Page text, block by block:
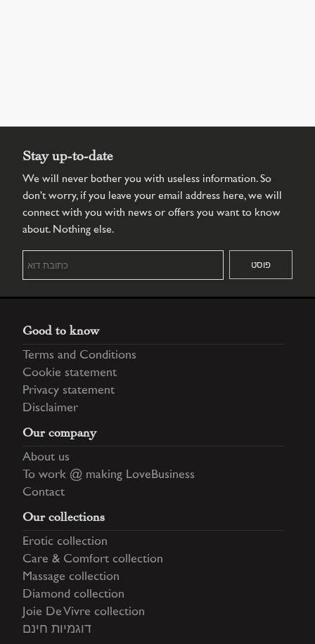
Stay up-to-date
We will never bother you with useless information. So
don't worry, if you leave your email address here, we will
connect with you with news or offers you want to know
about. Nothing else.
Good to know
Terms and Conditions
Cookie statement
Privacy statement
Disclaimer
Our company
About us
To work @ making LoveBusiness
Contact
Our collections
Erotic collection
Care & Comfort collection
Massage collection
Diamond collection
Joie De Vivre collection
דוגמיות חינם